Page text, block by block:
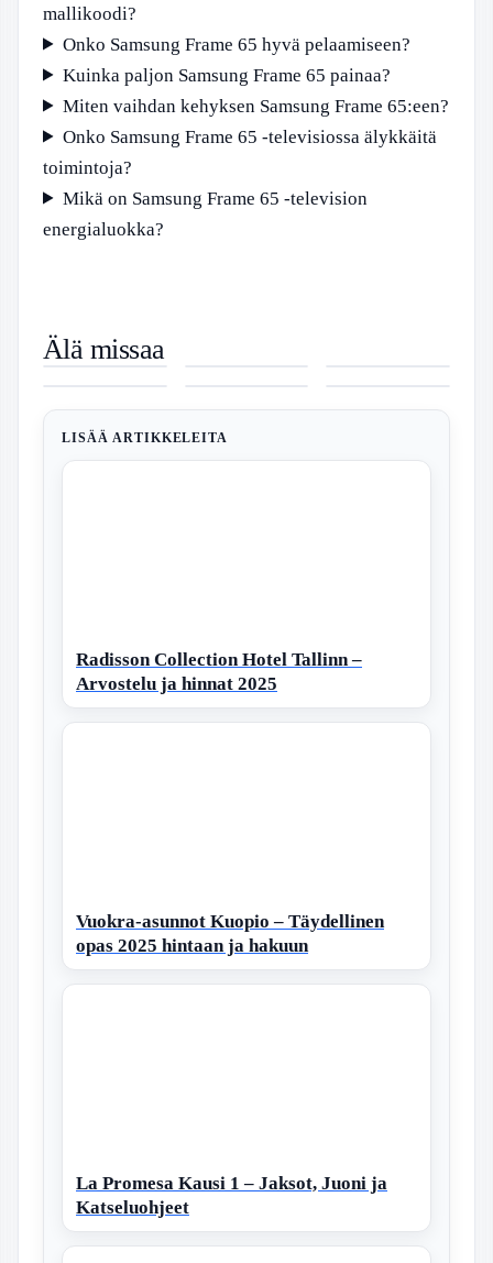
mallikoodi?
Onko Samsung Frame 65 hyvä pelaamiseen?
Kuinka paljon Samsung Frame 65 painaa?
Miten vaihdan kehyksen Samsung Frame 65:een?
Onko Samsung Frame 65 -televisiossa älykkäitä
toimintoja?
Mikä on Samsung Frame 65 -television
energialuokka?
Älä missaa
Kannattaa
Sijoittaa 2025
2025
Nettikasino
Ilman
Parhaat
Kasinot 2026
tuki loppuu –
M10 – Plus 3.
LISÄÄ ARTIKKELEITA
Radisson Collection Hotel Tallinn –
Arvostelu ja hinnat 2025
Vuokra-asunnot Kuopio – Täydellinen
opas 2025 hintaan ja hakuun
La Promesa Kausi 1 – Jaksot, Juoni ja
Katseluohjeet